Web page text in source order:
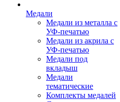
Медали
Медали из металла с
УФ-печатью
Медали из акрила с
УФ-печатью
Медали под
вкладыш
Медали
тематические
Комплекты медалей